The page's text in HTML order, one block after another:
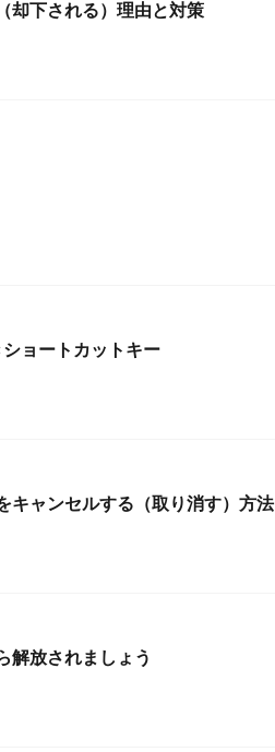
却下される）理由と対策
ョートカットキー
キャンセルする（取り消す）方法
解放されましょう